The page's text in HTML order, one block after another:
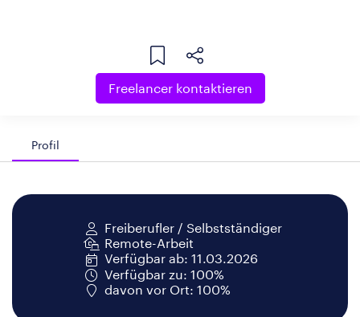
Freelancer kontaktieren
Profil
Freiberufler / Selbstständiger
Remote-Arbeit
Verfügbar ab: 11.03.2026
Verfügbar zu: 100%
davon vor Ort: 100%